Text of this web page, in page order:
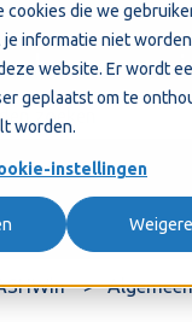
cookies die we
informatie niet
website. Er wordt
geplaatst om te
worden.
instellingen
kunnen we